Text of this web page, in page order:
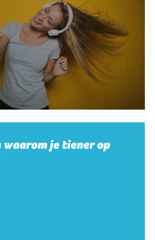
waarom je tiener op